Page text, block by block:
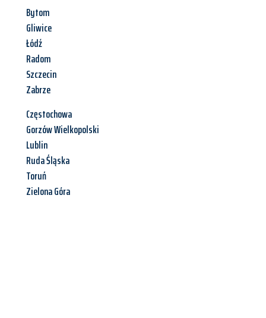
Bytom
Gliwice
Łódź
Radom
Szczecin
Zabrze
Częstochowa
Gorzów Wielkopolski
Lublin
Ruda Śląska
Toruń
Zielona Góra